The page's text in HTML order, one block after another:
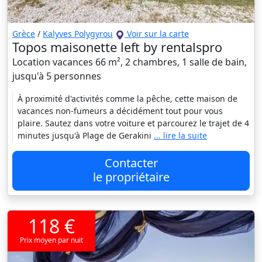
Grèce / Kalyves Polygyrou Voir sur la carte
Topos maisonette left by rentalspro
Location vacances 66 m², 2 chambres, 1 salle de bain,
jusqu'à 5 personnes
À proximité d'activités comme la pêche, cette maison de
vacances non-fumeurs a décidément tout pour vous
plaire. Sautez dans votre voiture et parcourez le trajet de 4
minutes jusqu'à Plage de Gerakini ... lire la suite
Contacter
le propriétaire
118 €
Prix moyen par nuit